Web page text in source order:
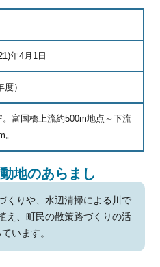
年4月1日
）
。富国橋上流約500m地点～下流
地のあらまし
くりや、水辺清掃による川で
え、町民の散策路づくりの活
います。